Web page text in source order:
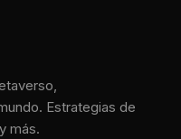
Estrategias de
más.